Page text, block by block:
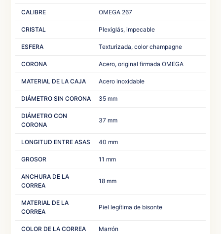
CALIBRE OMEGA 267
CRISTAL Plexiglás, impecable
ESFERA Texturizada, color champagne
CORONA Acero, original firmada OMEGA
MATERIAL DE LA CAJA Acero inoxidable
DIÁMETRO SIN CORONA 35 mm
DIÁMETRO CON
CORONA
37 mm
LONGITUD ENTRE ASAS 40 mm
GROSOR 11 mm
ANCHURA DE LA
CORREA
18 mm
MATERIAL DE LA
CORREA
Piel legítima de bisonte
COLOR DE LA CORREA Marrón